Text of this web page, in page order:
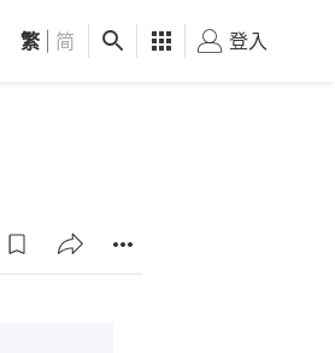
觀點 健康 好食玩飛
繁 简 登入